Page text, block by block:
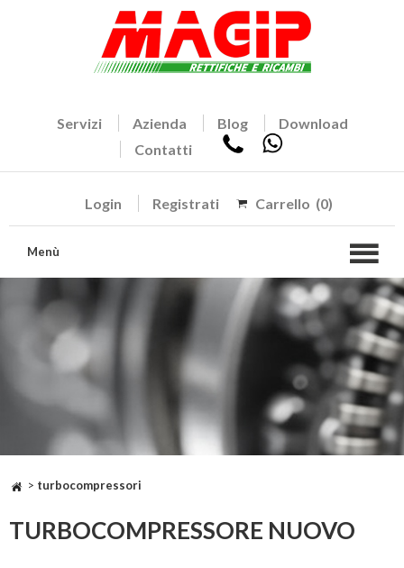
Servizi Azienda Blog
Download
Contatti
Login Registrati Carrello (0)
Menù
> turbocompressori
TURBOCOMPRESSORE NUOVO